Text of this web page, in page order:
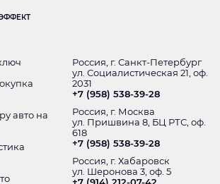
ЭФФЕКТ
авто на
Россия, г. Санкт-Петербург
ул. Социалистическая 21, оф.
2031
+7 (958) 538-39-28
Россия, г. Москва
ул. Пришвина 8, БЦ РТС, оф.
618
+7 (958) 538-39-28
Россия, г. Хабаровск
ул. Шеронова 3, оф. 5